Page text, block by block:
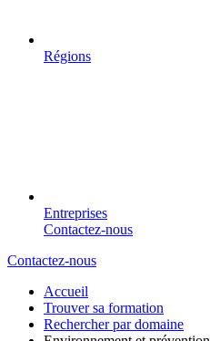
Régions
Entreprises
Contactez-nous
Contactez-nous
Accueil
Trouver sa formation
Rechercher par domaine